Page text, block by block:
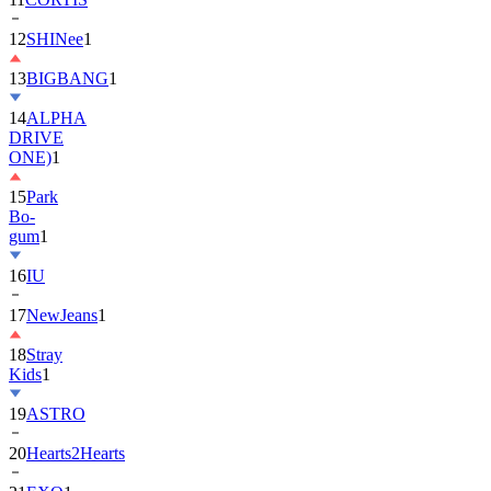
12SHINee1
13BIGBANG1
14ALPHA
DRIVE
ONE)1
15Park
Bo-
gum1
16IU
17NewJeans1
18Stray
Kids1
19ASTRO
20Hearts2Hearts